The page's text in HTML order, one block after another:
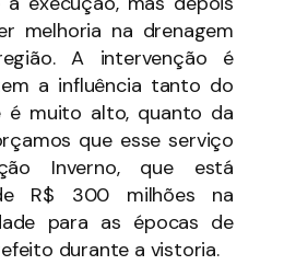
melhoria na drenagem
A intervenção é
a influência tanto do
é muito alto, quanto da
que esse serviço
Inverno, que está
R$ 300 milhões na
para as épocas de
durante a vistoria.